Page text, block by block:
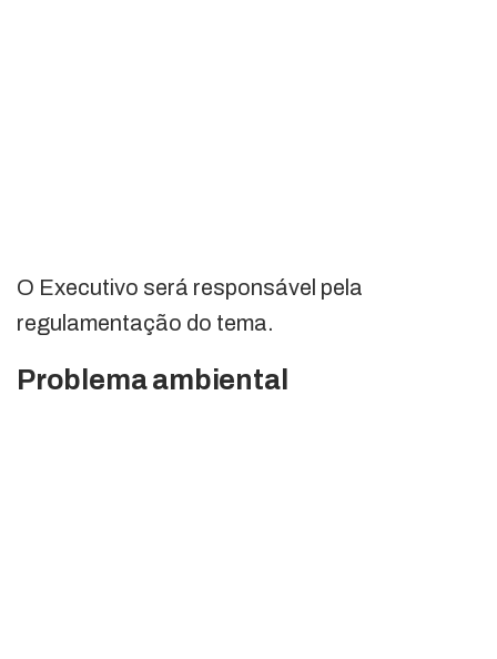
O Executivo será responsável pela
regulamentação do tema.
Problema ambiental